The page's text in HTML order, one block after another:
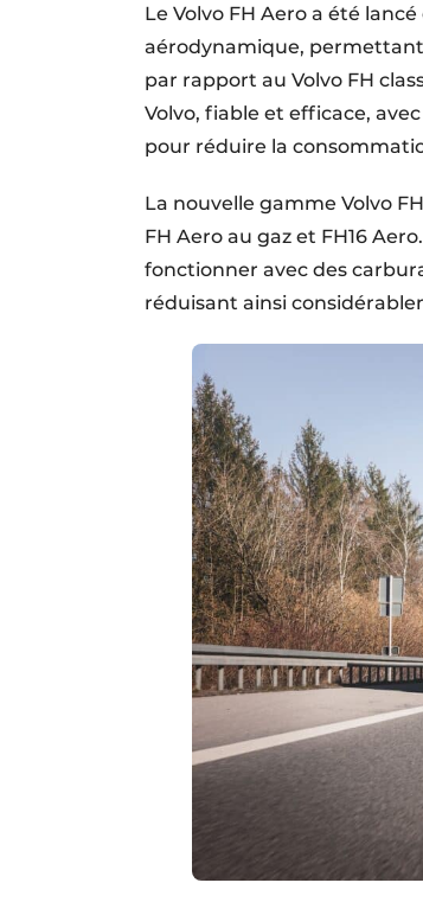
Le Volvo FH Aero a été
aérodynamique, permettant
par rapport au Volvo FH
Volvo, fiable et efficace,
pour réduire la
La nouvelle gamme Volvo
FH Aero au gaz et FH16
fonctionner avec des
réduisant ainsi